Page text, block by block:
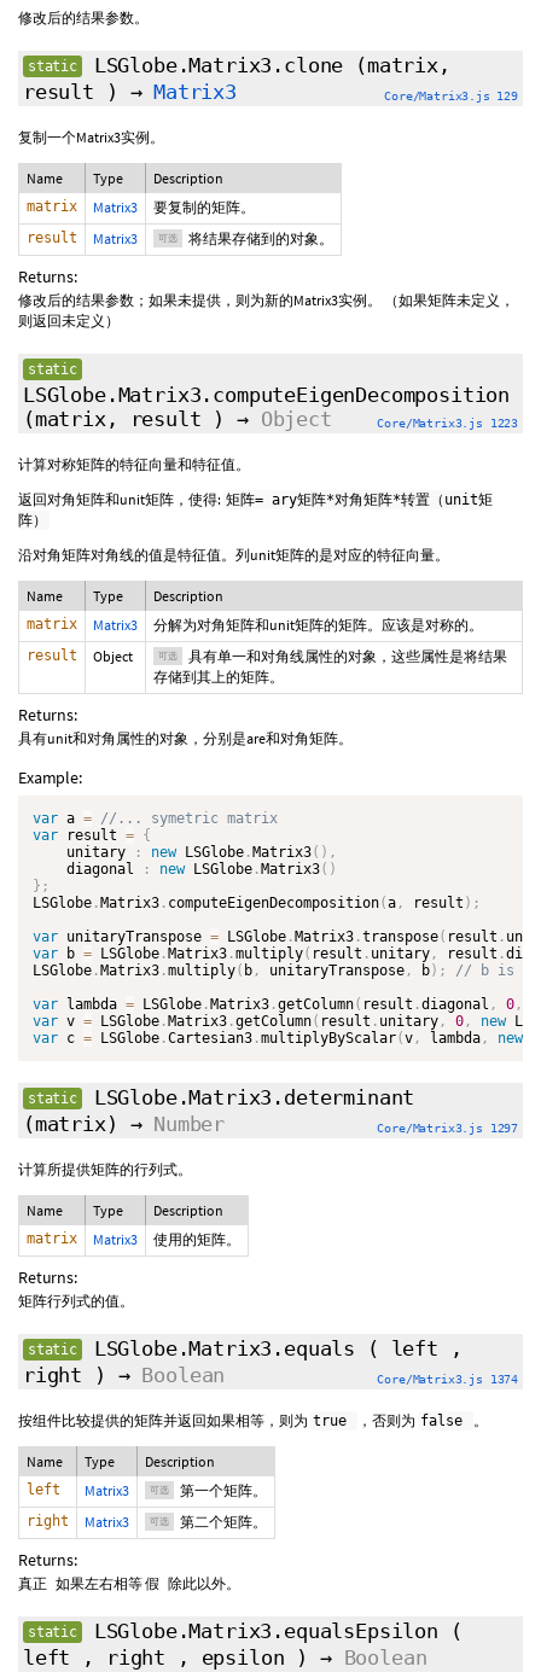
修改后的结果参数。
static LSGlobe.Matrix3.clone
(matrix,
result
) →Matrix3 Core/Matrix3.js 129
复制一个Matrix3实例。
Name Type Description
matrix Matrix3 要复制的矩阵。
result Matrix3 可选 将结果存储到的对象。
Returns:
修改后的结果参数；如果未提供，则为新的Matrix3实例。 （如果矩阵未定义，
则返回未定义）
static
LSGlobe.Matrix3.computeEigenDecomposition
(matrix,
result ) → Object Core/Matrix3.js 1223
计算对称矩阵的特征向量和特征值。
返回对角矩阵和unit矩阵，使得: 矩阵= ary矩阵*对角矩阵*转置（unit矩
阵）
沿对角矩阵对角线的值是特征值。列unit矩阵的是对应的特征向量。
Name Type Description
matrix Matrix3 分解为对角矩阵和unit矩阵的矩阵。应该是对称的。
result Object 可选
具有单一和对角线属性的对象，这些属性是将结果
存储到其上的矩阵。
Returns:
具有unit和对角属性的对象，分别是are和对角矩阵。
Example:
var a =
var result = {
    unitary
: new LSGlobe . Matrix3( ) ,
    diagonal
: new LSGlobe . Matrix3( )
} ;
LSGlobe . Matrix3 . computeEigenDecomposition(a , result ) ;
var unitaryTranspose = LSGlobe . Matrix3 .transpose( result .
var b = LSGlobe . Matrix3 .multiply( result . unitary , result .
LSGlobe . Matrix3 .multiply( b , unitaryTranspose , b) ;
var lambda = LSGlobe . Matrix3 .getColumn( result .diagonal , 0 ,
var v = LSGlobe . Matrix3 .getColumn( result . unitary , 0 , new
var c = LSGlobe .Cartesian3 .multiplyByScalar(v , lambda , new
static
LSGlobe.Matrix3.determinant
(matrix) → Number Core/Matrix3.js 1297
计算所提供矩阵的行列式。
Name Type Description
matrix Matrix3 使用的矩阵。
Returns:
矩阵行列式的值。
static LSGlobe.Matrix3.equals ( left
,
right
) → Boolean Core/Matrix3.js 1374
按组件比较提供的矩阵并返回如果相等，则为 true ，否则为 false 。
Name Type Description
left Matrix3 可选 第一个矩阵。
right Matrix3 可选 第二个矩阵。
Returns:
真正 如果左右相等假 除此以外。
static LSGlobe.Matrix3.equalsEpsilon
(
left
, right , epsilon ) → Boolean